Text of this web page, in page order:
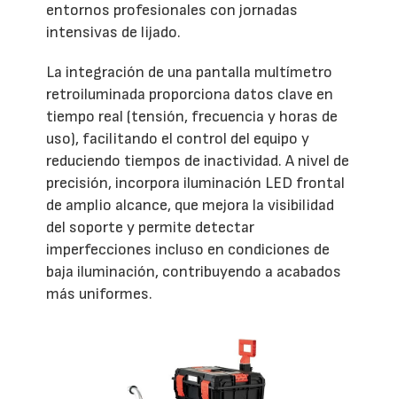
entornos profesionales con jornadas
intensivas de lijado.
La integración de una pantalla multímetro
retroiluminada proporciona datos clave en
tiempo real (tensión, frecuencia y horas de
uso), facilitando el control del equipo y
reduciendo tiempos de inactividad. A nivel de
precisión, incorpora iluminación LED frontal
de amplio alcance, que mejora la visibilidad
del soporte y permite detectar
imperfecciones incluso en condiciones de
baja iluminación, contribuyendo a acabados
más uniformes.